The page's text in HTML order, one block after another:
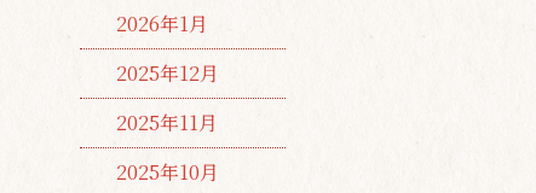
2026年1月
2025年12月
2025年11月
2025年10月